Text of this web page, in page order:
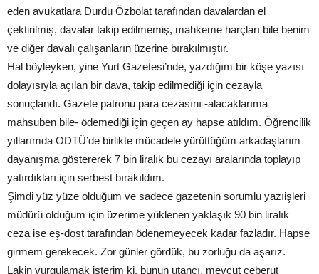
eden avukatlara Durdu Özbolat tarafından davalardan el
çektirilmiş, davalar takip edilmemiş, mahkeme harçları bile benim
ve diğer davalı çalışanların üzerine bırakılmıştır.
Hal böyleyken, yine Yurt Gazetesi’nde, yazdığım bir köşe yazısı
dolayısıyla açılan bir dava, takip edilmediği için cezayla
sonuçlandı. Gazete patronu para cezasını -alacaklarıma
mahsuben bile- ödemediği için geçen ay hapse atıldım. Öğrencilik
yıllarımda ODTÜ’de birlikte mücadele yürüttüğüm arkadaşlarım
dayanışma göstererek 7 bin liralık bu cezayı aralarında toplayıp
yatırdıkları için serbest bırakıldım.
Şimdi yüz yüze olduğum ve sadece gazetenin sorumlu yazıişleri
müdürü olduğum için üzerime yüklenen yaklaşık 90 bin liralık
ceza ise eş-dost tarafından ödenemeyecek kadar fazladır. Hapse
girmem gerekecek. Zor günler gördük, bu zorluğu da aşarız.
Lakin vurgulamak isterim ki, bunun utancı, mevcut ceberut